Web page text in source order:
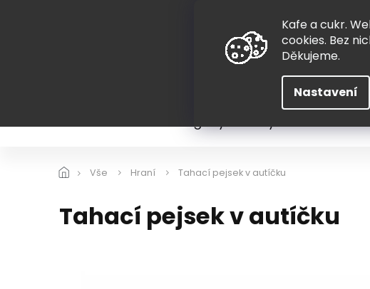
Kafe a cukr.
cookies. Bez
Děkujeme.
Nastavení
Vše Hraní Tahací pejsek v autíčku
Tahací pejsek v autíčku